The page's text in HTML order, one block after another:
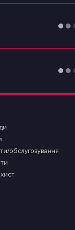
обслуговування